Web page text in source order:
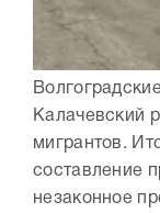
Калачевский
мигрантов.
составление
незаконное